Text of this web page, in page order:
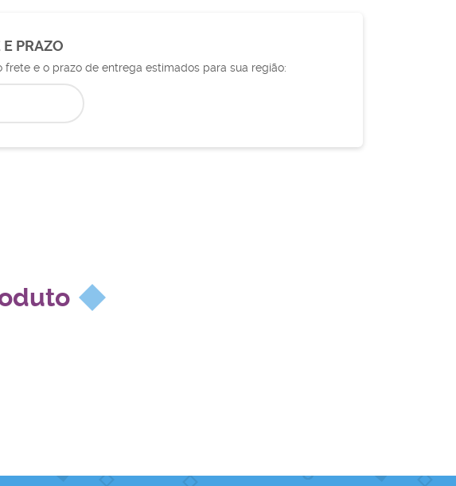
E PRAZO
frete e o prazo de entrega estimados para sua região: